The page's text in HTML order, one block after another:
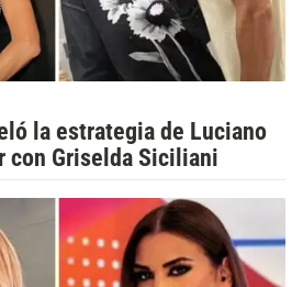
la estrategia de Luciano
con Griselda Siciliani